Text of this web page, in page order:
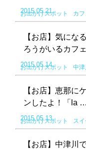
2015.05.21
お出かけスポット カフ
【お店】気にな
ろうがいるカフ
2015.05.14
お出かけスポット 中津
【お店】恵那に
ンしたよ！「la …
2015.05.13
お出かけスポット ス
【お店】中津川